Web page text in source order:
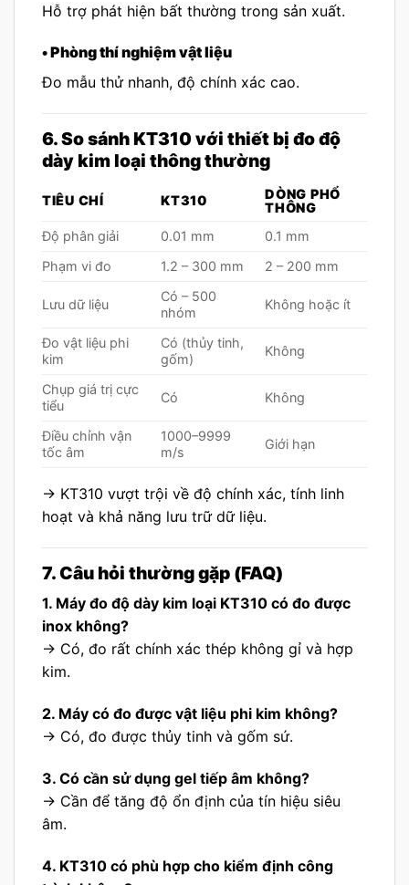
Hỗ trợ phát hiện bất thường trong sản xuất.
• Phòng thí nghiệm vật liệu
Đo mẫu thử nhanh, độ chính xác cao.
6. So sánh KT310 với thiết bị đo độ
dày kim loại thông thường
TIÊU CHÍ KT310
DÒNG PHỔ
THÔNG
Độ phân giải
0.01 mm
0.1 mm
Phạm vi đo
1.2 – 300 mm 2 – 200 mm
Lưu dữ liệu
Có – 500
nhóm
Không hoặc ít
Đo vật liệu phi
kim
Có (thủy tinh,
gốm)
Không
Chụp giá trị cực
tiểu
Có Không
Điều chỉnh vận
tốc âm
1000–9999
m/s
Giới hạn
→ KT310 vượt trội về độ chính xác, tính linh
hoạt và khả năng lưu trữ dữ liệu.
7. Câu hỏi thường gặp (FAQ)
1. Máy đo độ dày kim loại KT310 có đo được
inox không?
→ Có, đo rất chính xác thép không gỉ và hợp
kim.
2. Máy có đo được vật liệu phi kim không?
→ Có, đo được thủy tinh và gốm sứ.
3. Có cần sử dụng gel tiếp âm không?
→ Cần để tăng độ ổn định của tín hiệu siêu
âm.
4. KT310 có phù hợp cho kiểm định công